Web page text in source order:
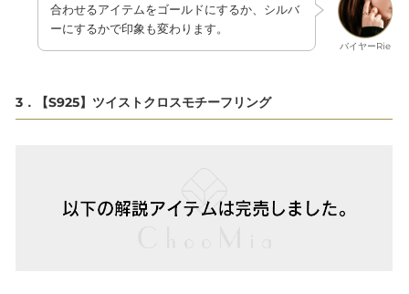
バイヤーRie
合わせるアイテムをゴールドにするか、シルバ
ーにするかで印象も変わります。
3．【S925】ツイストクロスモチーフリング